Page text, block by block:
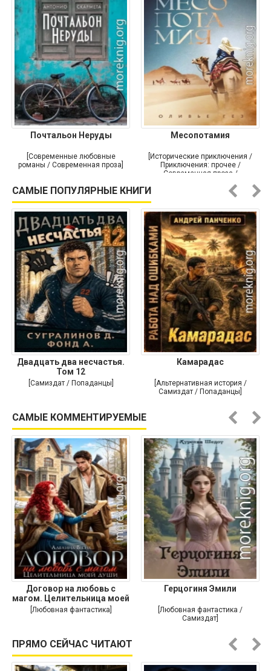
Почтальон Неруды
[Современные любовные
романы / Современная проза]
Месопотамия
[Исторические приключения /
Приключения: прочее /
Современная проза /
САМЫЕ ПОПУЛЯРНЫЕ КНИГИ
Двадцать два несчастья.
Том 12
[Самиздат / Попаданцы]
Камарадас
[Альтернативная история /
Самиздат / Попаданцы]
САМЫЕ КОММЕНТИРУЕМЫЕ
Договор на любовь с
магом. Целительница моей
души
[Любовная фантастика]
Герцогиня Эмили
[Любовная фантастика /
Самиздат]
ПРЯМО СЕЙЧАС ЧИТАЮТ